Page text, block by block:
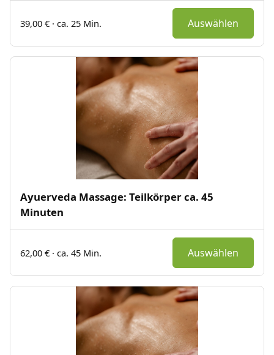
39,00 € · ca. 25 Min. Auswählen
Ayuerveda Massage: Teilkörper ca. 45
Minuten
62,00 € · ca. 45 Min. Auswählen